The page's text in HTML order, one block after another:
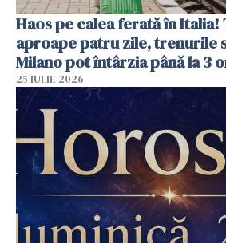
Haos pe calea ferată în Italia!
aproape patru zile, trenurile
Milano pot întârzia până la 3
25 IULIE 2026